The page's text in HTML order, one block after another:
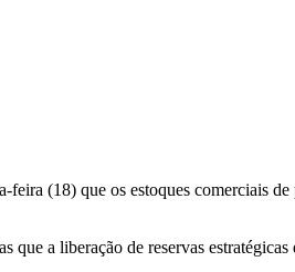
(18) que os estoques comerciais de
a liberação de reservas